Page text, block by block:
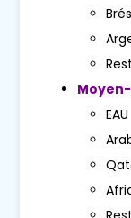
EAU